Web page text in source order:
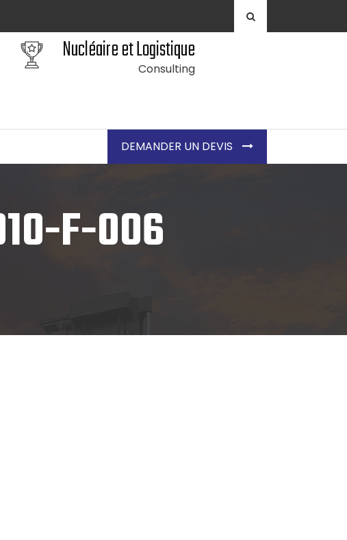
Nucléaire et Logistique
Consulting
DEMANDER UN DEVIS
F-006